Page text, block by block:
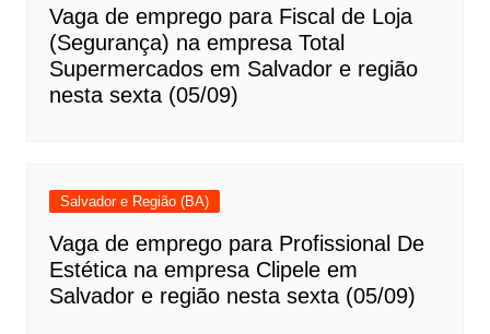
Vaga de emprego para Fiscal de Loja
(Segurança) na empresa Total
Supermercados em Salvador e região
nesta sexta (05/09)
Salvador e Região (BA)
Vaga de emprego para Profissional De
Estética na empresa Clipele em
Salvador e região nesta sexta (05/09)